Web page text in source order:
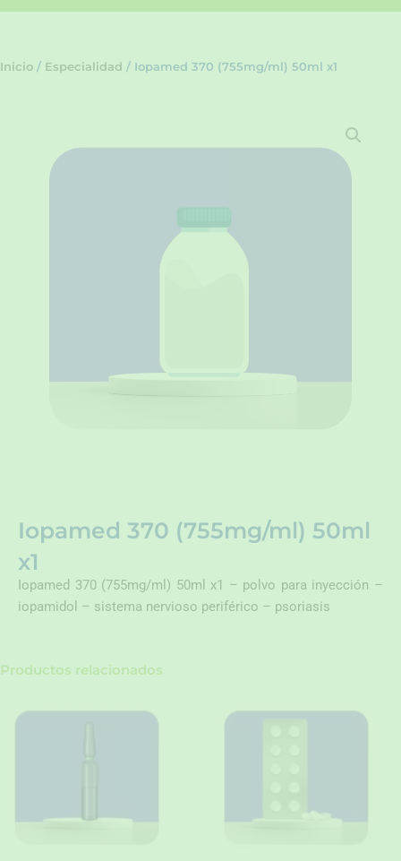
Inicio / Especialidad / Iopamed 370 (755mg/ml) 50ml x1
Iopamed 370 (755mg/ml) 50ml
x1
Iopamed 370 (755mg/ml) 50ml x1 – polvo para inyección –
iopamidol – sistema nervioso periférico – psoriasis
Productos relacionados